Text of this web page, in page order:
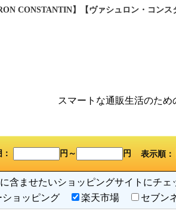
CONSTANTIN】【ヴァシュロン・コン
スマートな通販生活のた
円～ 円 表示順：
含ませたいショッピングサイトにチェ
ショッピング
楽天市場 セブン